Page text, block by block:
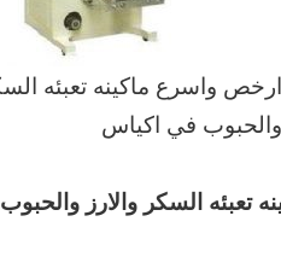
ارخص واسرع ماكينه تعبئه
والحبوب في اكياس
تعبئه السكر والارز